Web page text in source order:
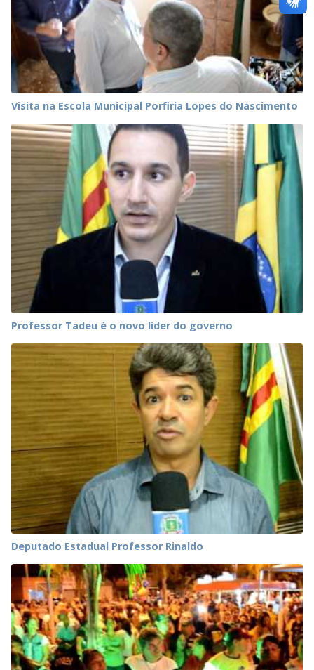
Visita na Escola Municipal Porfiria Lopes do Nascimento
Professor Tadeu é o novo líder do governo
Deputado Estadual Professor Rinaldo